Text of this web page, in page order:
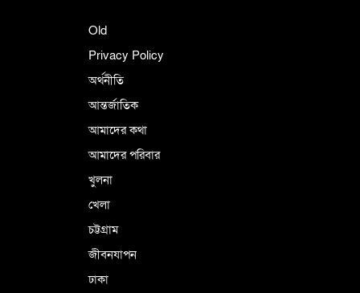
Old
Privacy Policy
অর্থনীতি
আন্তর্জাতিক
আমাদের কথা
আমাদের পরিবার
খুলনা
খেলা
চট্টগ্রাম
জীবনযাপন
ঢাকা